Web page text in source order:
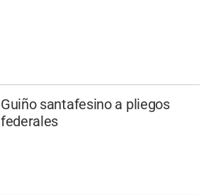
Guiño santafesino a pliegos
federales